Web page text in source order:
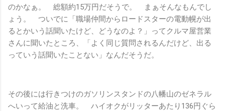
のかなぁ。 総額約15万円だそうで。 まぁそんなもんでし
ょう。 ついでに「職場仲間からロードスターの電動幌が出
るとかいう話聞いたけど、どうなのよ？」ってクルマ屋営業
さんに聞いたところ、「よく同じ質問されるんだけど、出る
っていう話聞いたことない」なんだそうだ。
その後には行きつけのガソリンスタンドの八幡山のゼネラル
へいって給油と洗車。 ハイオクがリッターあたり136円ぐら